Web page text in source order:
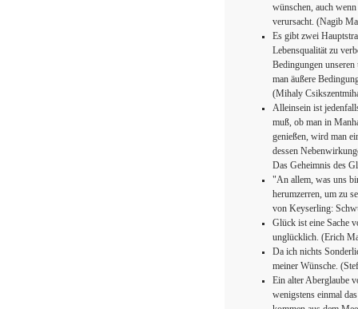
wünschen, auch
verursacht. (Nagib
Es gibt zwei
Lebensqualität zu
Bedingungen unseren
man äußere
(Mihaly
Alleinsein ist
muß, ob man in
genießen, wird man
dessen
Das Geheimnis des
"An allem, was uns
herumzerren, um zu
von Keyserling:
Glück ist eine Sache
unglücklich. (Erich
Da ich nichts
meiner Wünsche.
Ein alter Aberglaube
wenigstens einmal